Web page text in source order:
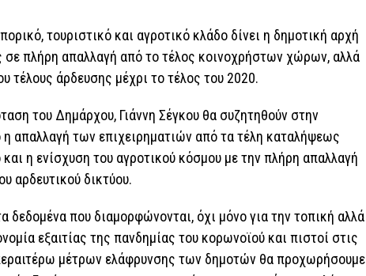
τουριστικό και αγροτικό κλάδο δίνει η δημοτική αρχή
πλήρη απαλλαγή από το τέλος κοινοχρήστων χώρων, αλλά
τέλους άρδευσης μέχρι το τέλος του 2020.
του Δημάρχου, Γιάννη Σέγκου θα συζητηθούν στην
η απαλλαγή των επιχειρηματιών από τα τέλη καταλήψεως
η ενίσχυση του αγροτικού κόσμου με την πλήρη απαλλαγή
αρδευτικού δικτύου.
δεδομένα που διαμορφώνονται, όχι μόνο για την τοπική αλλά
εξαιτίας της πανδημίας του κορωνοϊού και πιστοί στις
μέτρων ελάφρυνσης των δημοτών θα προχωρήσουμε